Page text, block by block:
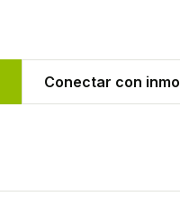
Conectar con